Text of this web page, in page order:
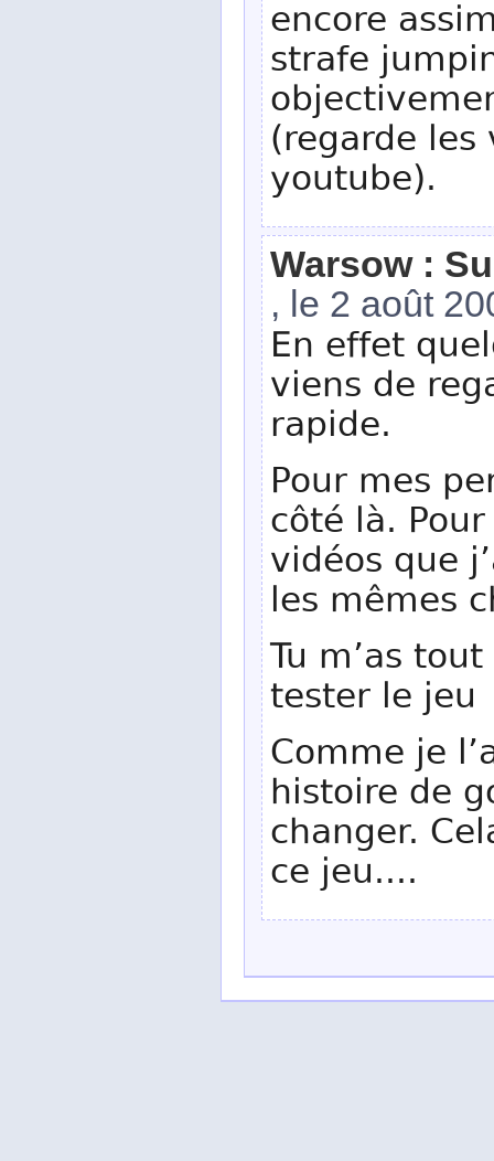
encore
strafe
(regarde
youtube).
Warsow :
, le 2 août
En effet
viens de
rapide.
Pour mes
côté là.
vidéos que
les mêmes
Tu m’as
tester le
Comme je
histoire de
changer.
ce jeu....